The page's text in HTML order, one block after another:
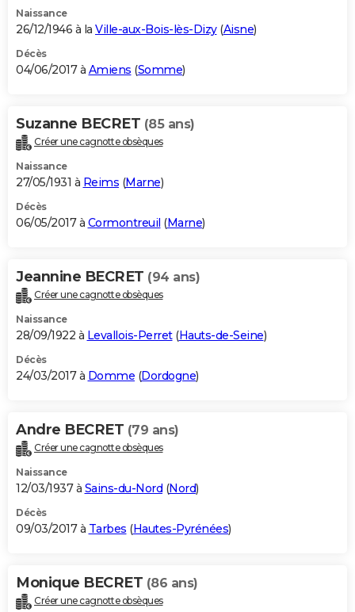
Naissance
26/12/1946 à la Ville-aux-Bois-lès-Dizy(Aisne)
Décès
04/06/2017 à Amiens (Somme)
Suzanne BECRET (85 ans)
Créer une cagnotte obsèques
Naissance
27/05/1931 à Reims (Marne)
Décès
06/05/2017 à Cormontreuil (Marne)
Jeannine BECRET (94 ans)
Créer une cagnotte obsèques
Naissance
28/09/1922 à Levallois-Perret(Hauts-de-Seine)
Décès
24/03/2017 à Domme (Dordogne)
Andre BECRET (79 ans)
Créer une cagnotte obsèques
Naissance
12/03/1937 à Sains-du-Nord (Nord)
Décès
09/03/2017 à Tarbes (Hautes-Pyrénées)
Monique BECRET (86 ans)
Créer une cagnotte obsèques